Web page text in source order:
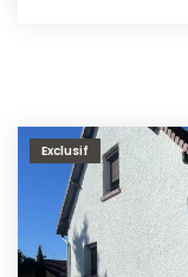
Exclusif